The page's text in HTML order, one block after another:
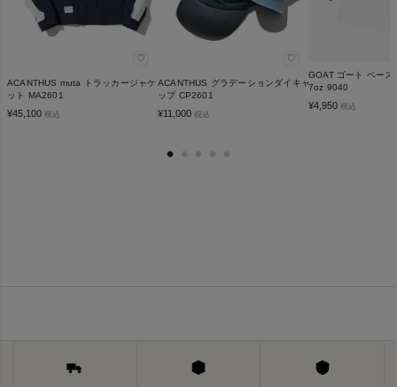
♡
ACANTHUS muta トラッカージャケ
ット MA2601
¥45,100 税込
♡
ACANTHUS グラデーションダイキャ
ップ CP2601
¥11,000 税込
GOAT ゴート ベース
7oz 9040
¥4,950 税込